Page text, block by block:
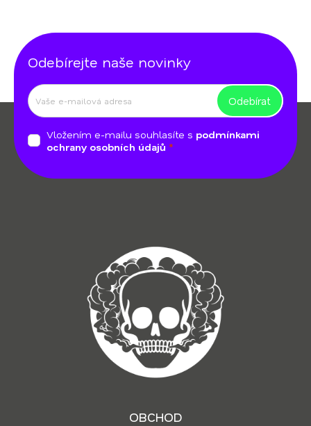
Odebírejte naše novinky
Vložením e-mailu souhlasíte s podmínkami
ochrany osobních údajů
Odebírat
OBCHOD